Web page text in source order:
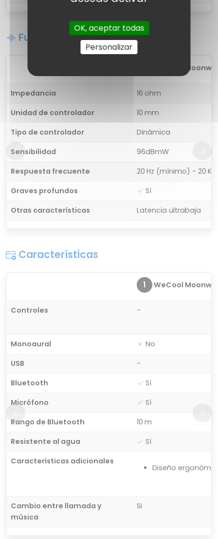
Funciones de sonido
WeCool
Impedancia
16 ohm
Unidad de controlador
10 mm
Tipo de controlador
Dinámica
Sensibilidad
96dBmW
Respuesta frecuente
20 Hz (mínimo) - 20
Graves profundos
Sí
Otras características
Latencia ultrabaja
Características
1 WeCool
Controles -
Monoaural
No
USB
-
Bluetooth
Sí
Micrófono
Sí
Rango de Bluetooth
10 m
Resistente al agua
Sí
Características adicionales
Diseño
Cambio entre llamada y
música
Si
OK, aceptar todas
Personalizar